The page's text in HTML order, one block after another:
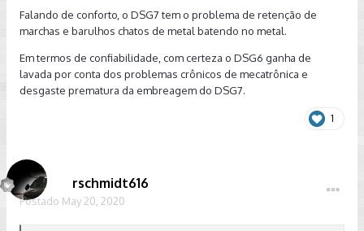
Falando de conforto, o DSG7 tem o problema de retenção de
marchas e barulhos chatos de metal batendo no metal.
Em termos de confiabilidade, com certeza o DSG6 ganha de
lavada por conta dos problemas crônicos de mecatrônica e
desgaste prematura da embreagem do DSG7.
1
rschmidt616
Postado May 20, 2020